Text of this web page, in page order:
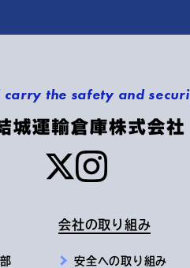
the safety and
会社の取り組み
安全への取り組み